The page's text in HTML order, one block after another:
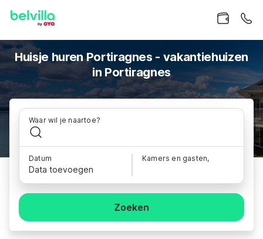
Huisje huren Portiragnes - vakantiehuizen
in Portiragnes
Waar wil je naartoe?
Datum
Data toevoegen
Kamers en gasten,
Zoeken